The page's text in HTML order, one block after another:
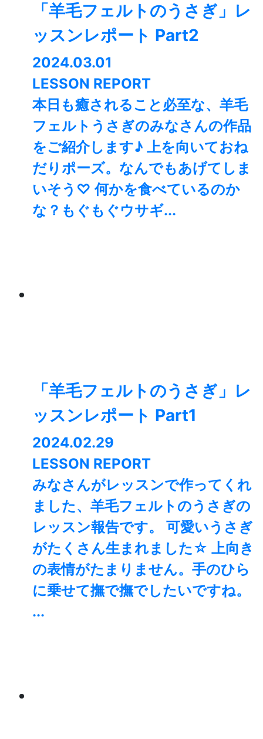
「羊毛フェルトのうさぎ」レ
ッスンレポート Part2
2024.03.01
LESSON REPORT
本日も癒されること必至な、羊毛
フェルトうさぎのみなさんの作品
をご紹介します♪ 上を向いておね
だりポーズ。なんでもあげてしま
いそう♡ 何かを食べているのか
な？もぐもぐウサギ...
「羊毛フェルトのうさぎ」レ
ッスンレポート Part1
2024.02.29
LESSON REPORT
みなさんがレッスンで作ってくれ
ました、羊毛フェルトのうさぎの
レッスン報告です。 可愛いうさぎ
がたくさん生まれました☆ 上向き
の表情がたまりません。手のひら
に乗せて撫で撫でしたいですね。
...